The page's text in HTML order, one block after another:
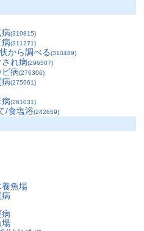
(319815)
(311271)
から調べる(310489)
れ病(296507)
病(276306)
(275961)
(261031)
/食塩浴(242659)
魚場